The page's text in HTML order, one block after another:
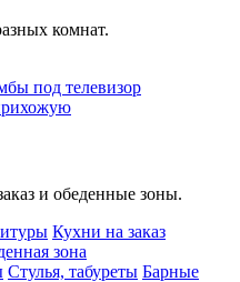
комнат.
под телевизор
и обеденные зоны.
Кухни на заказ
зона
Стулья, табуреты Барные